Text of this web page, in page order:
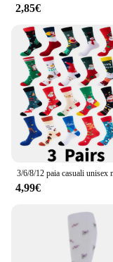
2,85€
4,99€